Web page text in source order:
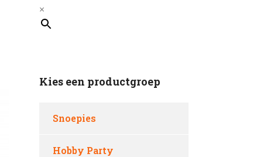
×
Kies een productgroep
Snoepies
Hobby Party